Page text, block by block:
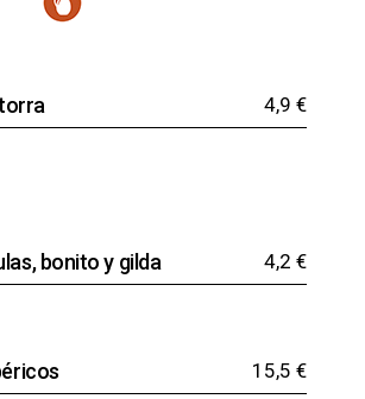
4,9 €
bonito y gilda 4,2 €
15,5 €